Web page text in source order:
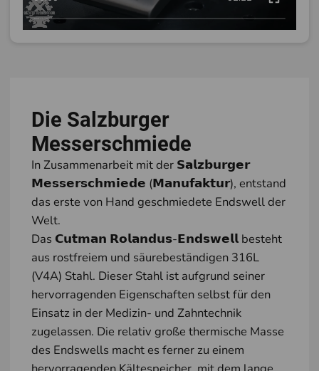
Die Salzburger
Messerschmiede
In Zusammenarbeit mit der 𝗦𝗮𝗹𝘇𝗯𝘂𝗿𝗴𝗲𝗿
𝗠𝗲𝘀𝘀𝗲𝗿𝘀𝗰𝗵𝗺𝗶𝗲𝗱𝗲 (𝗠𝗮𝗻𝘂𝗳𝗮𝗸𝘁𝘂𝗿), entstand
das erste von Hand geschmiedete Endswell der
Welt.
Das 𝗖𝘂𝘁𝗺𝗮𝗻 𝗥𝗼𝗹𝗮𝗻𝗱𝘂𝘀-𝗘𝗻𝗱𝘀𝘄𝗲𝗹𝗹 besteht
aus rostfreiem und säurebeständigen 316L
(V4A) Stahl. Dieser Stahl ist aufgrund seiner
hervorragenden Eigenschaften selbst für den
Einsatz in der Medizin- und Zahntechnik
zugelassen. Die relativ große thermische Masse
des Endswells macht es ferner zu einem